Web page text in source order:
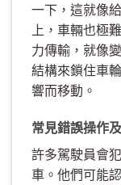
一下，這就像
上，車輛也極
力傳輸，就像
結構來鎖住車
響而移動。
常見錯誤操作
許多駕駛員會
車。他們可能